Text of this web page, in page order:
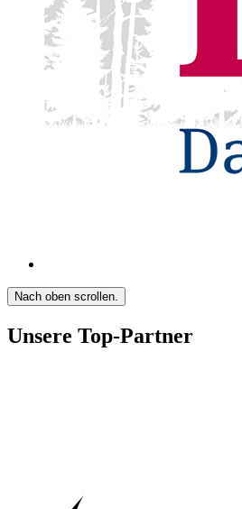
Nach oben scrollen.
Unsere Top-Partner